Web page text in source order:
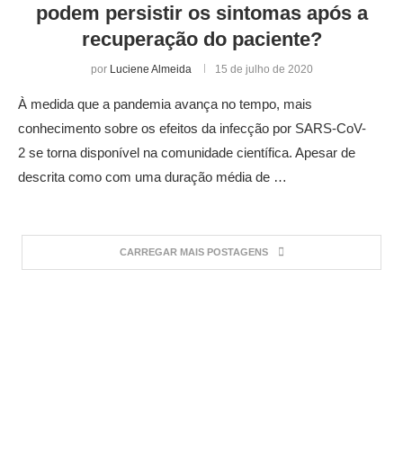
podem persistir os sintomas após a
recuperação do paciente?
por Luciene Almeida 15 de julho de 2020
À medida que a pandemia avança no tempo, mais
conhecimento sobre os efeitos da infecção por SARS-CoV-
2 se torna disponível na comunidade científica. Apesar de
descrita como com uma duração média de …
CARREGAR MAIS POSTAGENS